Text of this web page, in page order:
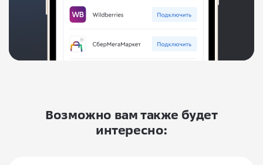
Возможно вам также будет
интересно: